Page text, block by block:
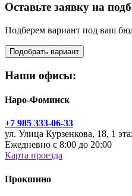
Оставьте заявку на
Подберем вариант под ваш
Подобрать вариант
Наши офисы:
Наро-Фоминск
+7 985 333-06-33
ул. Улица Курзенкова, 18, 1
Ежедневно с 8:00 до 20:00
Карта проезда
Прокшино